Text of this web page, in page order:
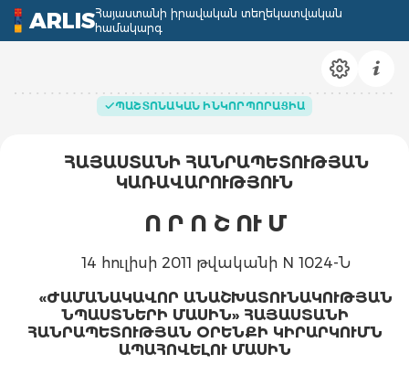
ARLISՀայաստանի իրավական տեղեկատվական
համակարգ
ՊԱՇՏՈՆԱԿԱՆ ԻՆԿՈՐՊՈՐԱՑԻԱ
ՀԱՅԱՍՏԱՆԻ ՀԱՆՐԱՊԵՏՈՒԹՅԱՆ
ԿԱՌԱՎԱՐՈՒԹՅՈՒՆ
Ո Ր Ո Շ ՈՒ Մ
14 հուլիսի 2011 թվականի N 1024-Ն
«ԺԱՄԱՆԱԿԱՎՈՐ ԱՆԱՇԽԱՏՈՒՆԱԿՈՒԹՅԱՆ
ՆՊԱՍՏՆԵՐԻ ՄԱՍԻՆ» ՀԱՅԱՍՏԱՆԻ
ՀԱՆՐԱՊԵՏՈՒԹՅԱՆ ՕՐԵՆՔԻ ԿԻՐԱՐԿՈՒՄՆ
ԱՊԱՀՈՎԵԼՈՒ ՄԱՍԻՆ